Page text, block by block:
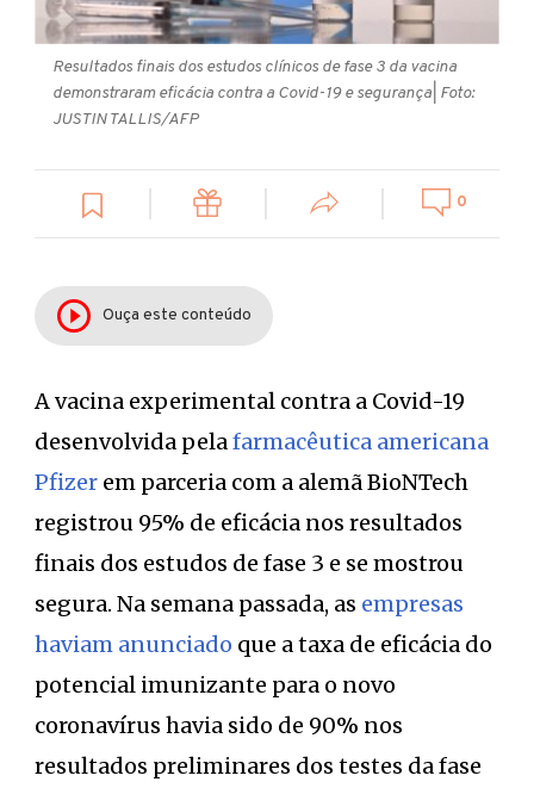
Resultados finais dos estudos clínicos de fase 3 da vacina
demonstraram eficácia contra a Covid-19 e segurança| Foto:
JUSTIN TALLIS/AFP
0
Ouça este conteúdo
A vacina experimental contra a Covid-19
desenvolvida pelafarmacêutica americana
Pfizer em parceria com a alemã BioNTech
registrou 95% de eficácia nos resultados
finais dos estudos de fase 3 e se mostrou
segura. Na semana passada, as empresas
haviam anunciado que a taxa de eficácia do
potencial imunizante para o novo
coronavírus havia sido de 90% nos
resultados preliminares dos testes da fase